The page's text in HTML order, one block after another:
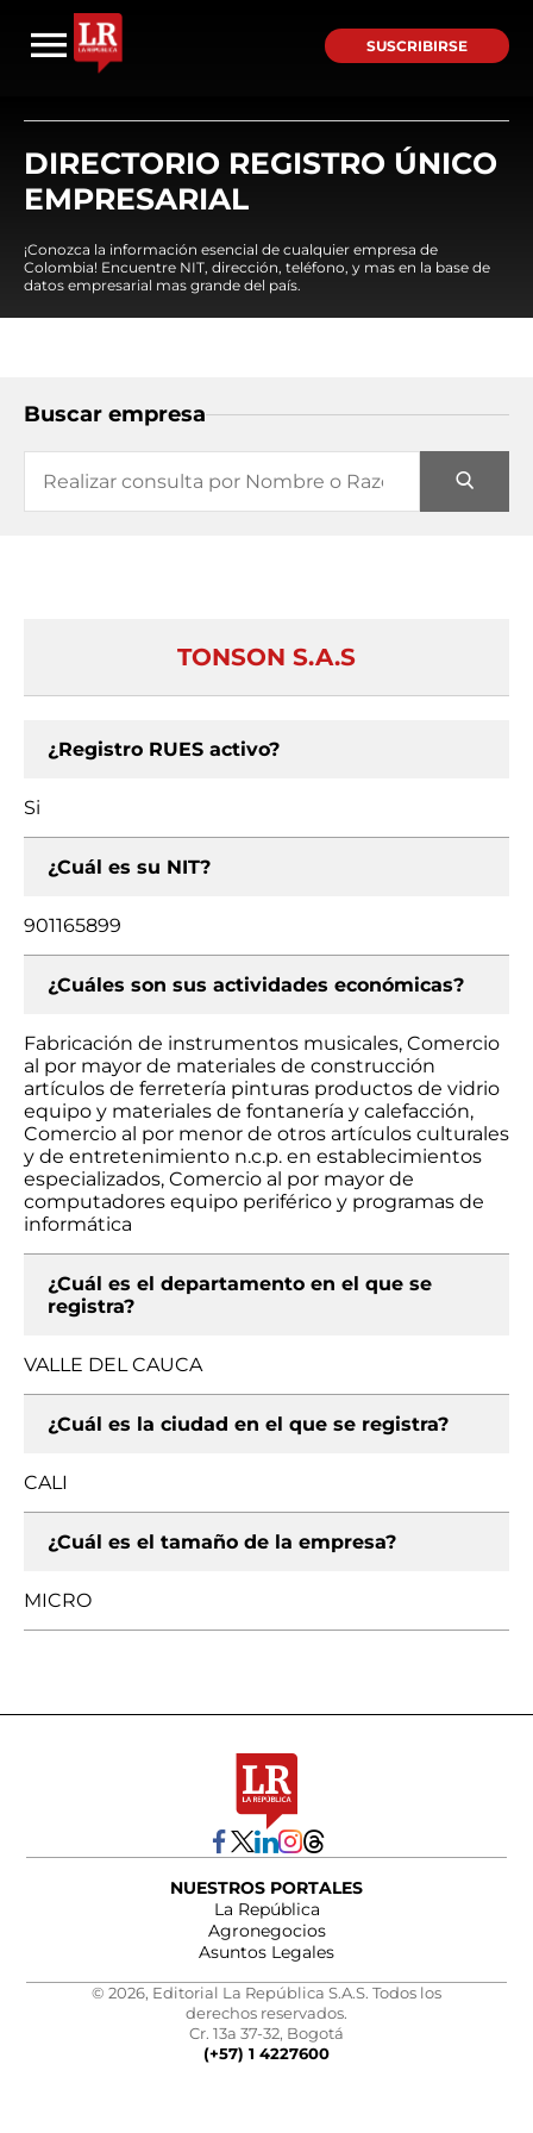
SUSCRIBIRSE
DIRECTORIO REGISTRO ÚNICO
EMPRESARIAL
¡Conozca la información esencial de cualquier empresa de
Colombia! Encuentre NIT, dirección, teléfono, y mas en la base de
datos empresarial mas grande del país.
Buscar empresa
TONSON S.A.S
¿Registro RUES activo?
Si
¿Cuál es su NIT?
901165899
¿Cuáles son sus actividades económicas?
Fabricación de instrumentos musicales, Comercio
al por mayor de materiales de construcción
artículos de ferretería pinturas productos de vidrio
equipo y materiales de fontanería y calefacción,
Comercio al por menor de otros artículos culturales
y de entretenimiento n.c.p. en establecimientos
especializados, Comercio al por mayor de
computadores equipo periférico y programas de
informática
¿Cuál es el departamento en el que se
registra?
VALLE DEL CAUCA
¿Cuál es la ciudad en el que se registra?
CALI
¿Cuál es el tamaño de la empresa?
MICRO
NUESTROS PORTALES
La República
Agronegocios
Asuntos Legales
© 2026, Editorial La República S.A.S. Todos los
derechos reservados.
Cr. 13a 37-32, Bogotá
(+57) 1 4227600